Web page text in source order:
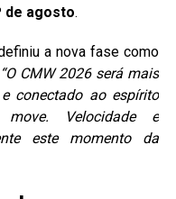
de agosto.
a nova fase como
“O CMW 2026 será mais
conectado ao espírito
Velocidade e
este momento da